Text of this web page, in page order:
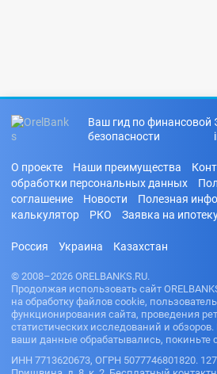
Ваш гид по финансовой
безопасности
О проекте Наши преимущества
обработки персональных данных
соглашение
Новости Полезная
калькулятор
РКО Заявка на
Россия Украина Казахстан
© 2008–2026 ORELBANKS.RU.
Продолжая использовать сайт
на обработку файлов cookie,
функционирования сайта, проведения
статистических исследований и
ваши данные обрабатывались, покиньте
ИНН 7713620673, ОГРН 5077746801820.